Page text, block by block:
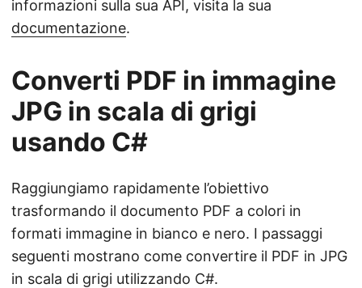
informazioni sulla sua API, visita la sua
documentazione.
Converti PDF in immagine
JPG in scala di grigi
usando C#
Raggiungiamo rapidamente l’obiettivo
trasformando il documento PDF a colori in
formati immagine in bianco e nero. I passaggi
seguenti mostrano come convertire il PDF in JPG
in scala di grigi utilizzando C#.